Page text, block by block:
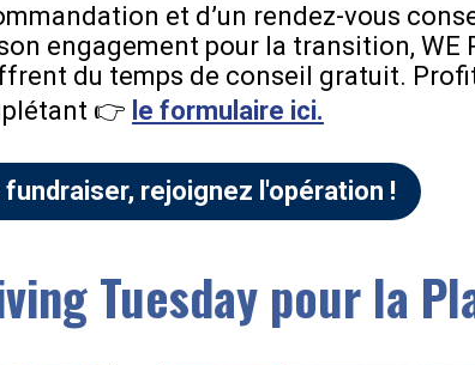
et d’un rendez-vous
engagement pour la transition, WE
du temps de conseil gratuit.
👉 le formulaire ici.
rejoignez l'opération !
Tuesday pour la